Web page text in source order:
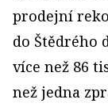
prodejní
do Štědrého
více než 86
než jedna